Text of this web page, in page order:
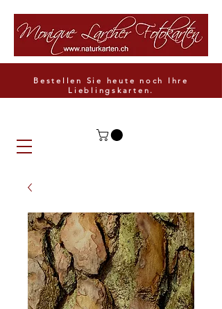
Bestellen Sie heute noch Ihre
Lieblingskarten.